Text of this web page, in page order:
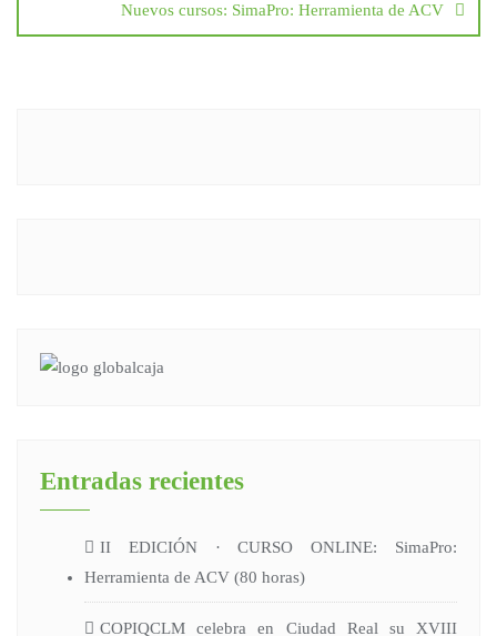
Nuevos cursos: SimaPro: Herramienta de ACV
Entradas recientes
II EDICIÓN · CURSO ONLINE: SimaPro:
Herramienta de ACV (80 horas)
COPIQCLM celebra en Ciudad Real su XVIII